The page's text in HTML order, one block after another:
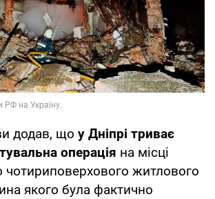
додав, що у Дніпрі триває
операція на місці
чотириповерхового житлового
якого була фактично